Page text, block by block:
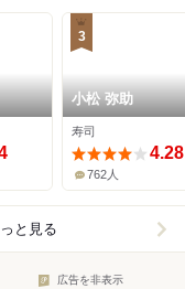
3
小松 弥助
寿司
4.28
762人
と見る
広告を非表示